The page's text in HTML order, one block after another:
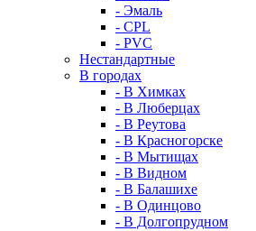
- Эмаль
- CPL
- PVC
Нестандартные
В городах
- В Химках
- В Люберцах
- В Реутова
- В Красногорске
- В Мытищах
- В Видном
- В Балашихе
- В Одинцово
- В Долгопрудном